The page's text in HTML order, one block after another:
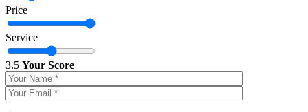
Price
Service
3.5 Your Score